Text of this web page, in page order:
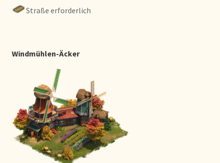
Straße erforderlich
Windmühlen-Äcker